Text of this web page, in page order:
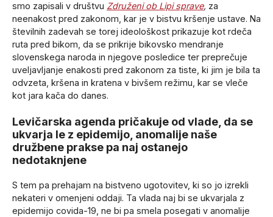
smo zapisali v društvu Združeni ob Lipi sprave, za
neenakost pred zakonom, kar je v bistvu kršenje ustave. Na
številnih zadevah se torej ideološkost prikazuje kot rdeča
ruta pred bikom, da se prikrije bikovsko mendranje
slovenskega naroda in njegove posledice ter preprečuje
uveljavljanje enakosti pred zakonom za tiste, ki jim je bila ta
odvzeta, kršena in kratena v bivšem režimu, kar se vleče
kot jara kača do danes.
Levičarska agenda pričakuje od vlade, da se
ukvarja le z epidemijo, anomalije naše
družbene prakse pa naj ostanejo
nedotaknjene
S tem pa prehajam na bistveno ugotovitev, ki so jo izrekli
nekateri v omenjeni oddaji. Ta vlada naj bi se ukvarjala z
epidemijo covida-19, ne bi pa smela posegati v anomalije